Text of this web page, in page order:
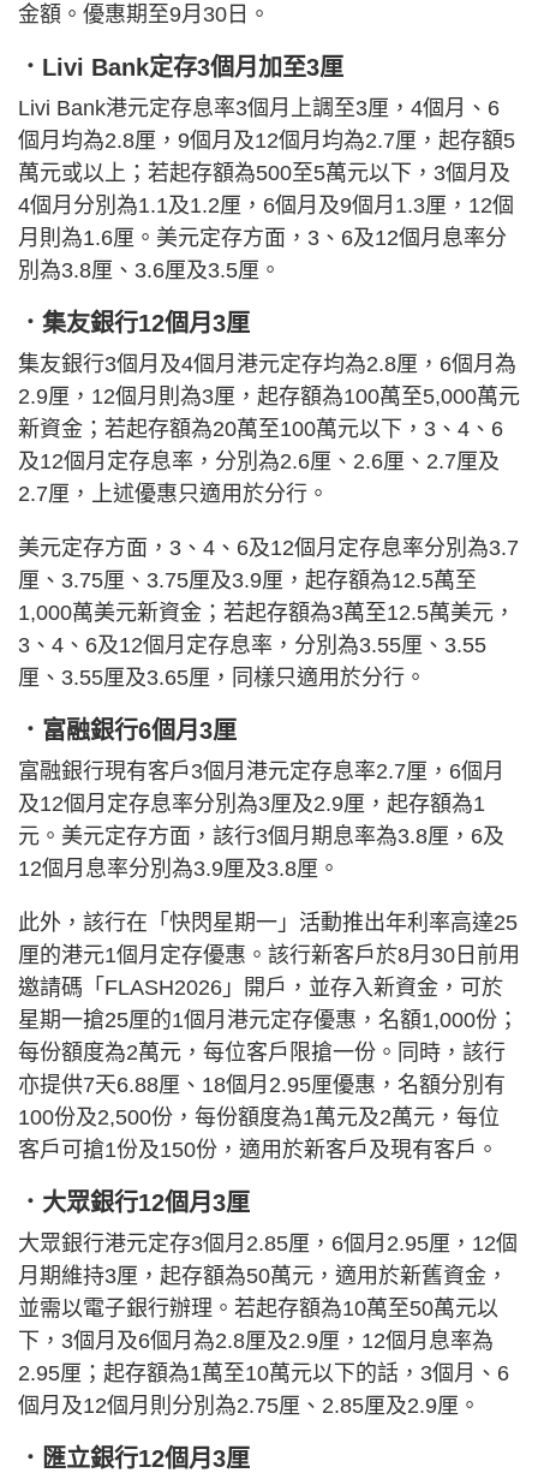
金額。優惠期至9月30日。
．Livi Bank定存3個月加至3厘
Livi Bank港元定存息率3個月上調至3厘，4個月、6
個月均為2.8厘，9個月及12個月均為2.7厘，起存額5
萬元或以上；若起存額為500至5萬元以下，3個月及
4個月分別為1.1及1.2厘，6個月及9個月1.3厘，12個
月則為1.6厘。美元定存方面，3、6及12個月息率分
別為3.8厘、3.6厘及3.5厘。
．集友銀行12個月3厘
集友銀行3個月及4個月港元定存均為2.8厘，6個月為
2.9厘，12個月則為3厘，起存額為100萬至5,000萬元
新資金；若起存額為20萬至100萬元以下，3、4、6
及12個月定存息率，分別為2.6厘、2.6厘、2.7厘及
2.7厘，上述優惠只適用於分行。
美元定存方面，3、4、6及12個月定存息率分別為3.7
厘、3.75厘、3.75厘及3.9厘，起存額為12.5萬至
1,000萬美元新資金；若起存額為3萬至12.5萬美元，
3、4、6及12個月定存息率，分別為3.55厘、3.55
厘、3.55厘及3.65厘，同樣只適用於分行。
．富融銀行6個月3厘
富融銀行現有客戶3個月港元定存息率2.7厘，6個月
及12個月定存息率分別為3厘及2.9厘，起存額為1
元。美元定存方面，該行3個月期息率為3.8厘，6及
12個月息率分別為3.9厘及3.8厘。
此外，該行在「快閃星期一」活動推出年利率高達25
厘的港元1個月定存優惠。該行新客戶於8月30日前用
邀請碼「FLASH2026」開戶，並存入新資金，可於
星期一搶25厘的1個月港元定存優惠，名額1,000份；
每份額度為2萬元，每位客戶限搶一份。同時，該行
亦提供7天6.88厘、18個月2.95厘優惠，名額分別有
100份及2,500份，每份額度為1萬元及2萬元，每位
客戶可搶1份及150份，適用於新客戶及現有客戶。
．大眾銀行12個月3厘
大眾銀行港元定存3個月2.85厘，6個月2.95厘，12個
月期維持3厘，起存額為50萬元，適用於新舊資金，
並需以電子銀行辦理。若起存額為10萬至50萬元以
下，3個月及6個月為2.8厘及2.9厘，12個月息率為
2.95厘；起存額為1萬至10萬元以下的話，3個月、6
個月及12個月則分別為2.75厘、2.85厘及2.9厘。
．匯立銀行12個月3厘